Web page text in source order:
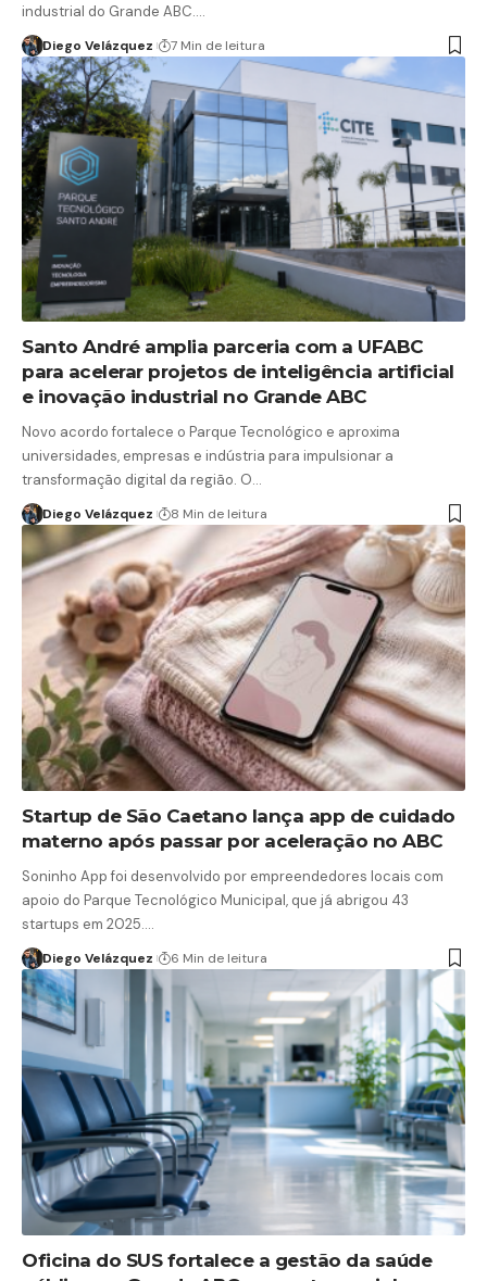
industrial do Grande ABC.…
Diego Velázquez 7 Min de leitura
Santo André amplia parceria com a UFABC
para acelerar projetos de inteligência artificial
e inovação industrial no Grande ABC
Novo acordo fortalece o Parque Tecnológico e aproxima
universidades, empresas e indústria para impulsionar a
transformação digital da região. O…
Diego Velázquez 8 Min de leitura
Startup de São Caetano lança app de cuidado
materno após passar por aceleração no ABC
Soninho App foi desenvolvido por empreendedores locais com
apoio do Parque Tecnológico Municipal, que já abrigou 43
startups em 2025.…
Diego Velázquez 6 Min de leitura
Oficina do SUS fortalece a gestão da saúde